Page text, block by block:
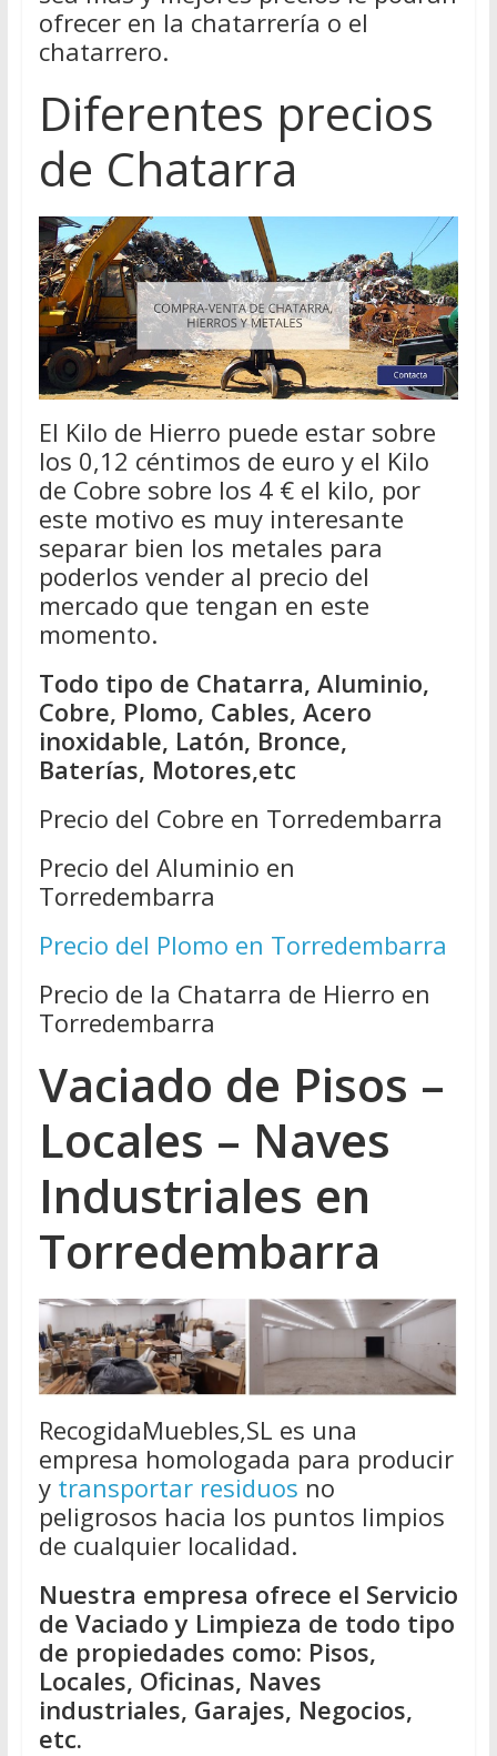
ofrecer en la chatarrería o el
chatarrero.
Diferentes precios
de Chatarra
El Kilo de Hierro puede estar sobre
los 0,12 céntimos de euro y el Kilo
de Cobre sobre los 4 € el kilo, por
este motivo es muy interesante
separar bien los metales para
poderlos vender al precio del
mercado que tengan en este
momento.
Todo tipo de Chatarra, Aluminio,
Cobre, Plomo, Cables, Acero
inoxidable, Latón, Bronce,
Baterías, Motores,etc
Precio del Cobre en Torredembarra
Precio del Aluminio en
Torredembarra
Precio del Plomo en Torredembarra
Precio de la Chatarra de Hierro en
Torredembarra
Vaciado de Pisos –
Locales – Naves
Industriales en
Torredembarra
RecogidaMuebles,SL es una
empresa homologada para producir
y transportar residuos no
peligrosos hacia los puntos limpios
de cualquier localidad.
Nuestra empresa ofrece el Servicio
de Vaciado y Limpieza de todo tipo
de propiedades como: Pisos,
Locales, Oficinas, Naves
industriales, Garajes, Negocios,
etc.